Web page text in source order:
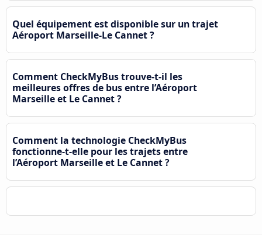
Quel équipement est disponible sur un trajet
Aéroport Marseille-Le Cannet ?
Comment CheckMyBus trouve-t-il les
meilleures offres de bus entre l’Aéroport
Marseille et Le Cannet ?
Comment la technologie CheckMyBus
fonctionne-t-elle pour les trajets entre
l’Aéroport Marseille et Le Cannet ?